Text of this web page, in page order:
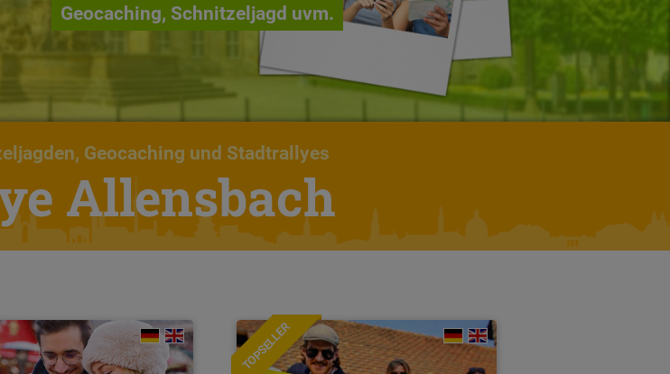
Geocaching, Schnitzeljagd uvm.
Geocaching und Stadtrallyes
Allensbach
TOPSELLER